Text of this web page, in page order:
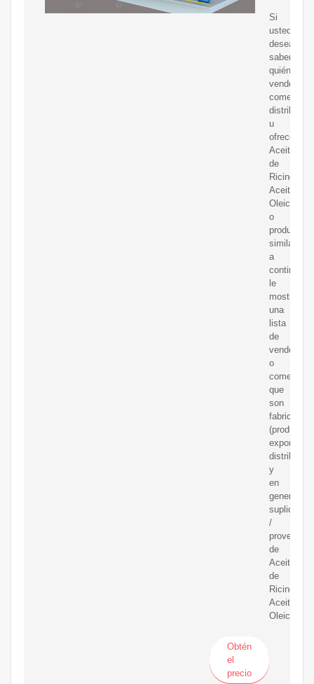
Si
usted
desea
saber
quién
vende,
distribuye
u
ofrece
Aceite
de
Ricino,
Aceite
Oleico
o
productos
similares,
a
le
mostramos
una
lista
de
o
que
son
fabricantes
y
en
general
suplidores
/
de
Aceite
de
Ricino,
Aceite
Oleico.
Obtén
el
precio